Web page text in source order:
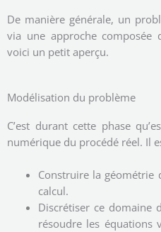
De manière générale, un
via une approche composée
voici un petit aperçu.
Modélisation du problème
C’est durant cette phase
numérique du procédé réel. Il
Construire la
calcul.
Discrétiser ce domaine
résoudre les équations